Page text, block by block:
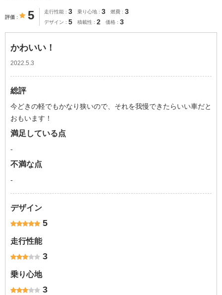
評価 5 走行性能 3 乗り心地 3 燃費 3
デザイン 5 積載性 2 価格 3
かわいい！
2022.5.3
総評
今どきの軽でもかなり狭いので、それを我慢できたらいい車だと
おもいます！
満足している点
-
不満な点
-
デザイン
5
走行性能
3
乗り心地
3